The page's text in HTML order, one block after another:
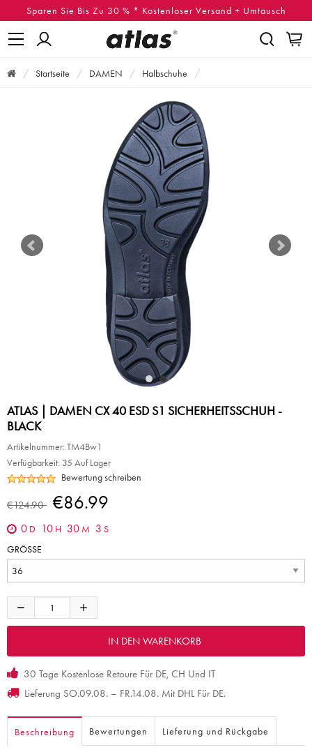
Sparen Sie Bis Zu 30 % * Kostenloser Versand + Umtausch
Startseite DAMEN Halbschuhe
ATLAS | DAMEN CX 40 ESD S1 SICHERHEITSSCHUH -
BLACK
Artikelnummer: TM4Bw1
Verfügbarkeit: 35 Auf Lager
Bewertung schreiben
€124.90 €86.99
0 D 10 H 30 M 3 S
GRÖSSE
30 Tage Kostenlose Retoure Für DE, CH Und IT
Lieferung SO.09.08. – FR.14.08. Mit DHL Für DE.
Beschreibung Bewertungen Lieferung und Rückgabe